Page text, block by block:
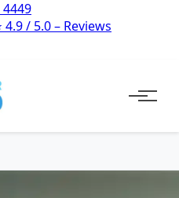
4449
4.9 / 5.0 – Reviews